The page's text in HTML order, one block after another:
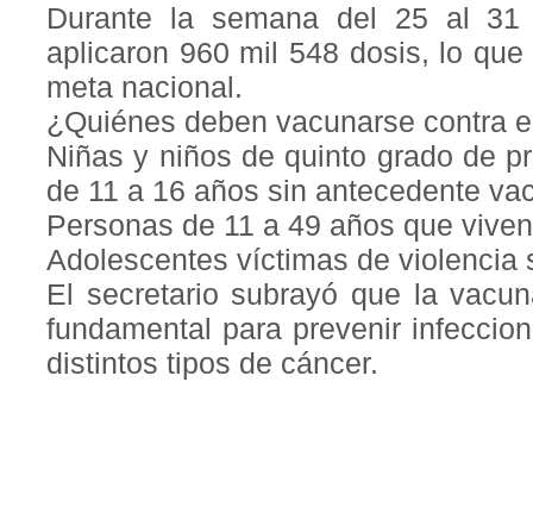
Durante la semana del 25 al
aplicaron 960 mil 548 dosis, lo
meta nacional.
¿Quiénes deben vacunarse contra
Niñas y niños de quinto grado de
de 11 a 16 años sin antecedente
Personas de 11 a 49 años que
Adolescentes víctimas de violencia
El secretario subrayó que la
fundamental para prevenir
distintos tipos de cáncer.